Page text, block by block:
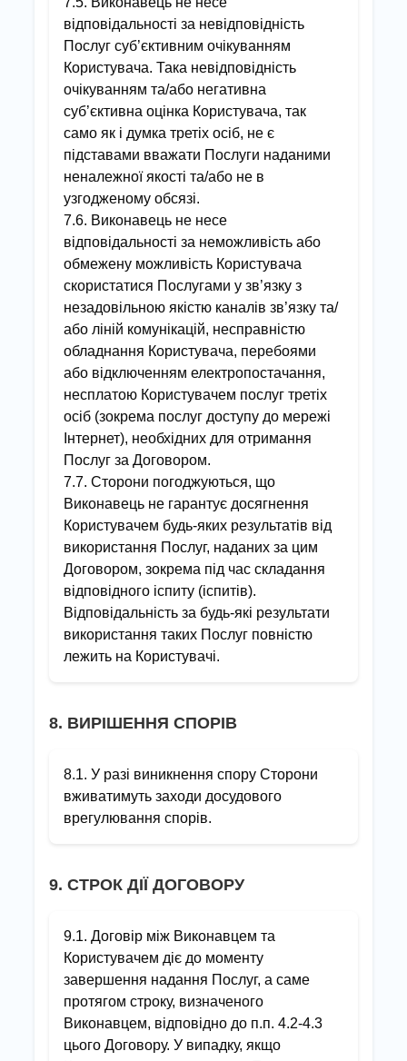
відповідальності за невідповідність
Послуг суб’єктивним очікуванням
Користувача. Така невідповідність
очікуванням та/або негативна
суб’єктивна оцінка Користувача, так
само як і думка третіх осіб, не є
підставами вважати Послуги наданими
неналежної якості та/або не в
узгодженому обсязі.
7.6. Виконавець не несе
відповідальності за неможливість або
обмежену можливість Користувача
скористатися Послугами у зв’язку з
незадовільною якістю каналів зв’язку та/
або ліній комунікацій, несправністю
обладнання Користувача, перебоями
або відключенням електропостачання,
несплатою Користувачем послуг третіх
осіб (зокрема послуг доступу до мережі
Інтернет), необхідних для отримання
Послуг за Договором.
7.7. Сторони погоджуються, що
Виконавець не гарантує досягнення
Користувачем будь-яких результатів від
використання Послуг, наданих за цим
Договором, зокрема під час складання
відповідного іспиту (іспитів).
Відповідальність за будь-які результати
використання таких Послуг повністю
лежить на Користувачі.
8. ВИРІШЕННЯ СПОРІВ
8.1. У разі виникнення спору Сторони
вживатимуть заходи досудового
врегулювання спорів.
9. СТРОК ДІЇ ДОГОВОРУ
9.1. Договір між Виконавцем та
Користувачем діє до моменту
завершення надання Послуг, а саме
протягом строку, визначеного
Виконавцем, відповідно до п.п. 4.2-4.3
цього Договору. У випадку, якщо